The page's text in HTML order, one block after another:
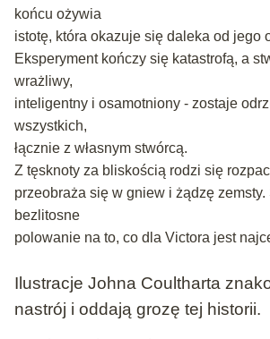
końcu ożywia
istotę, która okazuje się daleka od jego
Eksperyment kończy się katastrofą, a
wrażliwy,
inteligentny i osamotniony - zostaje
wszystkich,
łącznie z własnym stwórcą.
Z tęsknoty za bliskością rodzi się
przeobraża się w gniew i żądzę
bezlitosne
polowanie na to, co dla Victora jest
Ilustracje Johna Coultharta
nastrój i oddają grozę tej historii.